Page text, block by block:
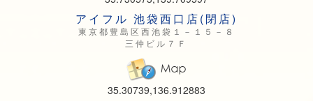
アイフル 池袋西口店(閉店)
東京都豊島区西池袋１－１５－８
三仲ビル７Ｆ
35.30739,136.912883